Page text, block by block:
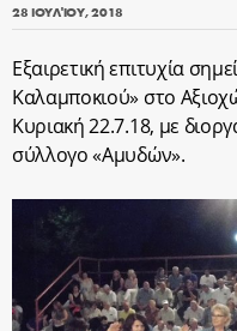
28 ΙΟΥΛΊΟΥ, 2018
Εξαιρετική επιτυχία
Καλαμποκιού» στο
Κυριακή 22.7.18, με
σύλλογο «Αμυδών».